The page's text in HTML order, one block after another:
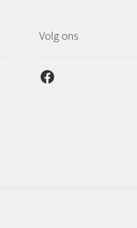
Volg ons
Facebook